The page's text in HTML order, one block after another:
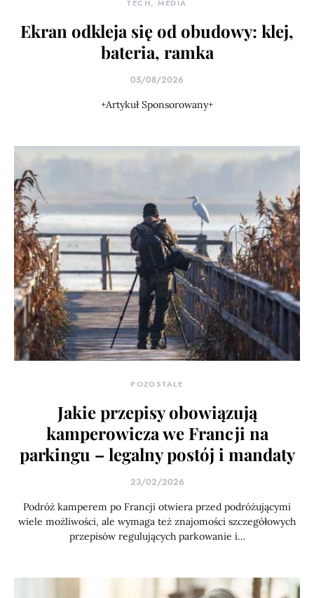
TECH, MEDIA
Ekran odkleja się od obudowy: klej,
bateria, ramka
05/08/2026
+Artykuł Sponsorowany+
POZOSTAŁE
Jakie przepisy obowiązują
kamperowicza we Francji na
parkingu – legalny postój i mandaty
23/02/2026
Podróż kamperem po Francji otwiera przed podróżującymi
wiele możliwości, ale wymaga też znajomości szczegółowych
przepisów regulujących parkowanie i…